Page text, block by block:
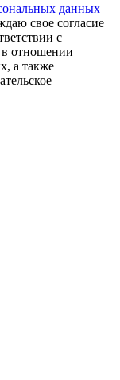
данных
свое согласие
с
отношении
а также